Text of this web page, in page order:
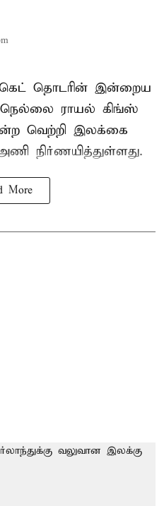
தொடரின் இன்றைய
ராயல் கிங்ஸ்
வெற்றி இலக்கை
நிர்ணயித்துள்ளது.
More